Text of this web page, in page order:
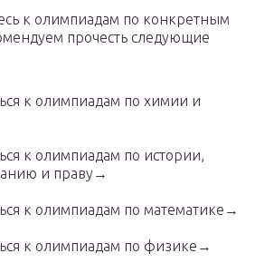
к олимпиадам по конкретным
прочесть следующие
к олимпиадам по химии и
к олимпиадам по истории,
и праву→
к олимпиадам по математике→
к олимпиадам по физике→